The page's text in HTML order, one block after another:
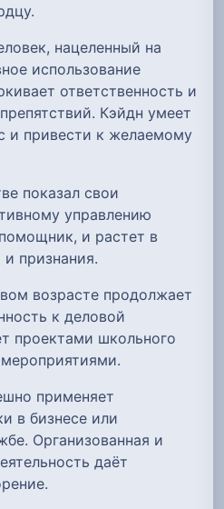
нацеленный на
использование
ответственность и
Кэйдн умеет
и привести к желаемому
показал свои
управлению
и растет в
признания.
возрасте продолжает
к деловой
проектами школьного
применяет
в бизнесе или
Организованная и
даёт